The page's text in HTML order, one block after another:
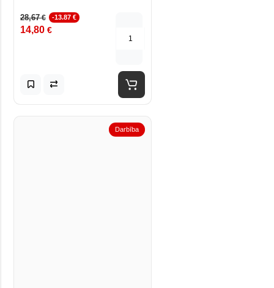
28,67€ -13.87 €
14,80 €
Darbība